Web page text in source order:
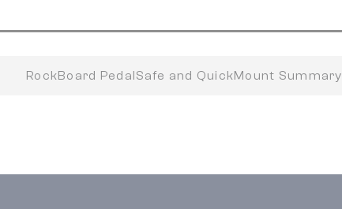
RockBoard PedalSafe and QuickMount Summary